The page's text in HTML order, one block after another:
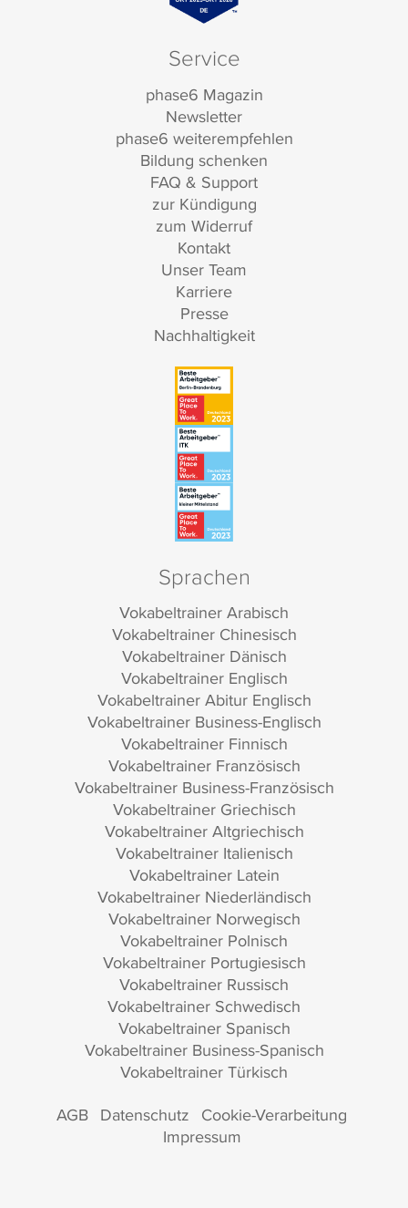
Service
phase6 Magazin
Newsletter
phase6 weiterempfehlen
Bildung schenken
FAQ & Support
zur Kündigung
zum Widerruf
Kontakt
Unser Team
Karriere
Presse
Nachhaltigkeit
Sprachen
Vokabeltrainer Arabisch
Vokabeltrainer Chinesisch
Vokabeltrainer Dänisch
Vokabeltrainer Englisch
Vokabeltrainer Abitur Englisch
Vokabeltrainer Business-Englisch
Vokabeltrainer Finnisch
Vokabeltrainer Französisch
Vokabeltrainer Business-Französisch
Vokabeltrainer Griechisch
Vokabeltrainer Altgriechisch
Vokabeltrainer Italienisch
Vokabeltrainer Latein
Vokabeltrainer Niederländisch
Vokabeltrainer Norwegisch
Vokabeltrainer Polnisch
Vokabeltrainer Portugiesisch
Vokabeltrainer Russisch
Vokabeltrainer Schwedisch
Vokabeltrainer Spanisch
Vokabeltrainer Business-Spanisch
Vokabeltrainer Türkisch
AGB Datenschutz Cookie-Verarbeitung
Impressum